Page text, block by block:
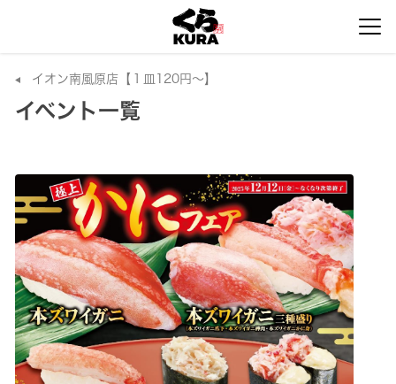
イオン南風原店【１皿120円～】
イベント一覧